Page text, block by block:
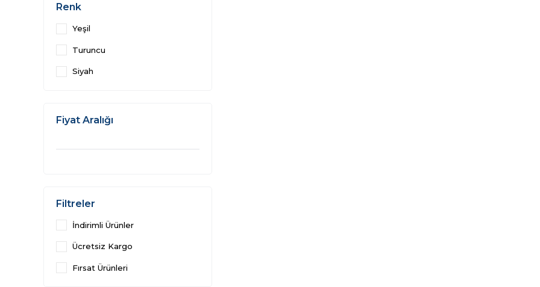
Renk
Yeşil
Turuncu
Siyah
Fiyat Aralığı
Filtreler
İndirimli Ürünler
Ücretsiz Kargo
Fırsat Ürünleri